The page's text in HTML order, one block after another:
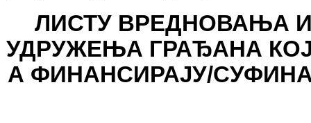
ЛИСТУ ВРЕДНОВАЊА
УДРУЖЕЊА ГРАЂАНА
А ФИНАНСИРАЈУ/